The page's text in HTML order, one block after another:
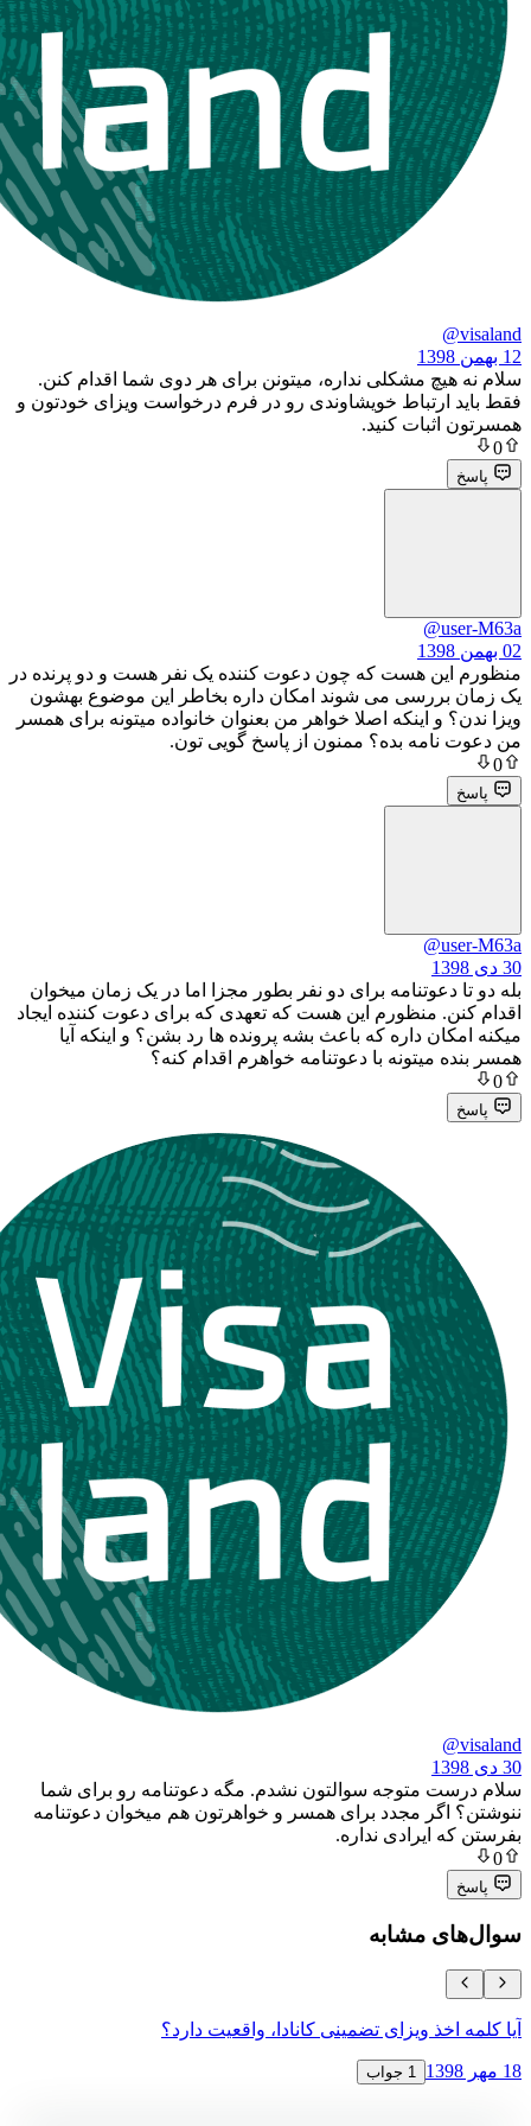
مشکلی نداره، میتونن برای هر دوی شما اقدام کنن.
خویشاوندی رو در فرم درخواست ویزای خودتون و
کنید.
هست که چون دعوت کننده یک نفر هست و دو پرنده در
می شوند امکان داره بخاطر این موضوع بهشون
اینکه اصلا خواهر من بعنوان خانواده میتونه برای همسر
بده؟ ممنون از پاسخ گویی تون.
برای دو نفر بطور مجزا اما در یک زمان میخوان
منظورم این هست که تعهدی که برای دعوت کننده ایجاد
داره که باعث بشه پرونده ها رد بشن؟ و اینکه آیا
با دعوتنامه خواهرم اقدام کنه؟
متوجه سوالتون نشدم. مگه دعوتنامه رو برای شما
مجدد برای همسر و خواهرتون هم میخوان دعوتنامه
نداره.
مشابه
ویزای تضمینی کانادا، واقعیت دارد؟
1 جواب